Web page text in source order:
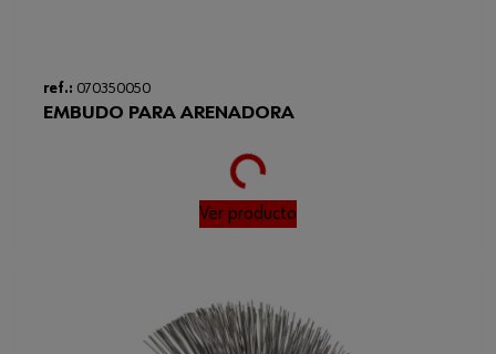
ref.: 070350050
EMBUDO PARA ARENADORA
Loading...
Ver producto